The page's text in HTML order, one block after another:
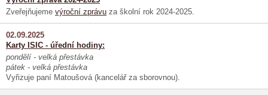
Zveřejňujeme výroční zprávu za školní rok 2024-2025.
02.09.2025
Karty ISIC - úřední hodiny:
pondělí - velká přestávka
pátek - velká přestávka
Vyřizuje paní Matoušová (kancelář za sborovnou).